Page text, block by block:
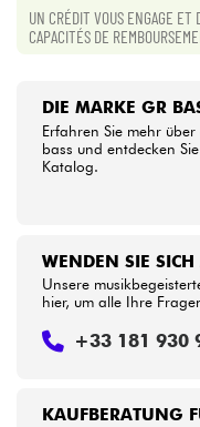
UN CRÉDIT VOUS ENGAGE ET
CAPACITÉS DE
DIE MARKE GR
Erfahren Sie mehr
bass und entdecken
Katalog.
KAUFBERATUNG
WENDEN SIE
Unsere
hier, um alle Ihre
+33 181 930